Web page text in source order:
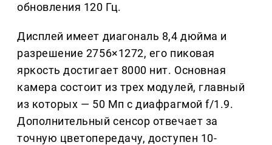
обновления 120 Гц.
Дисплей имеет диагональ 8,4 дюйма и
разрешение 2756×1272, его пиковая
яркость достигает 8000 нит. Основная
камера состоит из трех модулей, главный
из которых — 50 Мп с диафрагмой f/1.9.
Дополнительный сенсор отвечает за
точную цветопередачу, доступен 10-